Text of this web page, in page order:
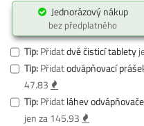
Jednorázový nákup
bez předplatného
Tip:Přidatdvě čisticí tablety
Tip:Přidatodvápňovací
47.83
Tip:Přidatláhev
jen za 145.93